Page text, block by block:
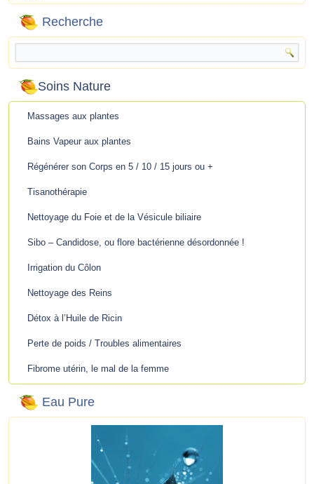
Recherche
Soins Nature
Massages aux plantes
Bains Vapeur aux plantes
Régénérer son Corps en 5 / 10 / 15 jours ou +
Tisanothérapie
Nettoyage du Foie et de la Vésicule biliaire
Sibo – Candidose, ou flore bactérienne désordonnée !
Irrigation du Côlon
Nettoyage des Reins
Détox à l’Huile de Ricin
Perte de poids / Troubles alimentaires
Fibrome utérin, le mal de la femme
Eau Pure